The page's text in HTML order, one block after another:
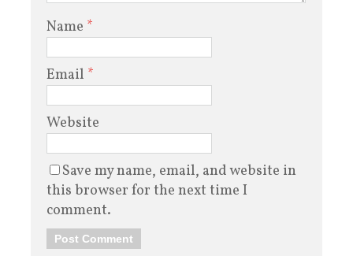
Name *
Email *
Website
Save my name, email, and website in
this browser for the next time I
comment.